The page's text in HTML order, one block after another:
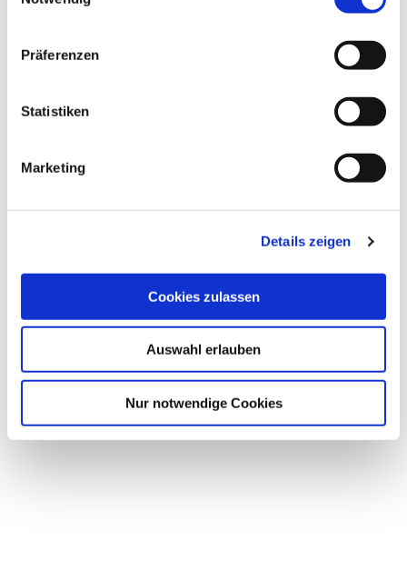
Präferenzen
Statistiken
Marketing
Details zeigen
Cookies zulassen
Auswahl erlauben
Nur notwendige Cookies